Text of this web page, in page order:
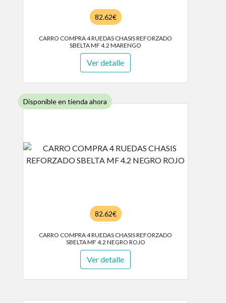
82.62€
CARRO COMPRA 4 RUEDAS CHASIS REFORZADO
SBELTA MF 4.2 MARENGO
Ver detalle
Disponible en tienda ahora
82.62€
CARRO COMPRA 4 RUEDAS CHASIS REFORZADO
SBELTA MF 4.2 NEGRO ROJO
Ver detalle